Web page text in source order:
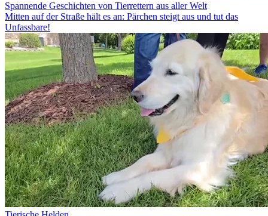
Spannende Geschichten von Tierrettern aus aller Welt
Mitten auf der Straße hält es an: Pärchen steigt aus und tut das
Unfassbare!